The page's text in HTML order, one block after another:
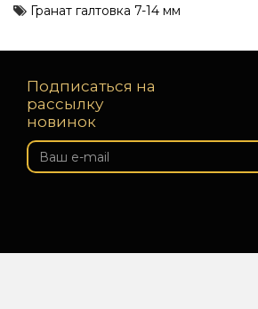
Гранат галтовка 7-14 мм
Подписаться на
рассылку
новинок